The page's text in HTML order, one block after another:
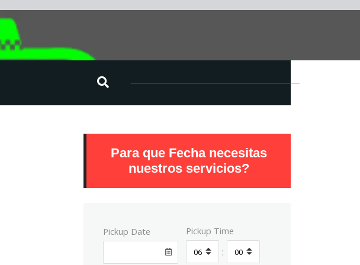
Para que Fecha necesitas
nuestros servicios?
Pickup Date Pickup Time
: